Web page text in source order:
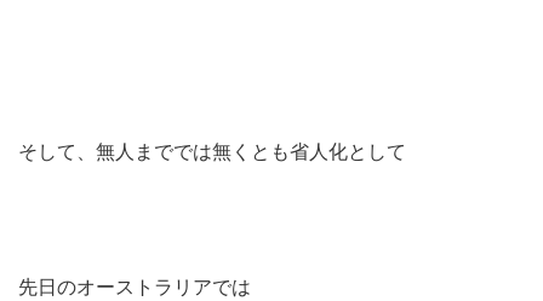
そして、無人まででは無くとも省人化として
先日のオーストラリアでは